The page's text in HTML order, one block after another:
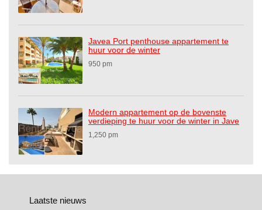
Javea Port penthouse appartement te
huur voor de winter
950 pm
Modern appartement op de bovenste
verdieping te huur voor de winter in Jave
1,250 pm
Laatste nieuws